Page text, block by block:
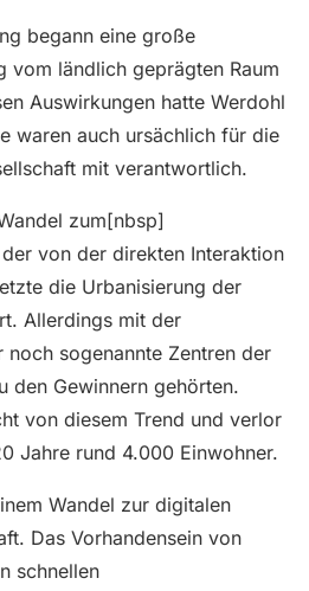
begann eine große
vom ländlich geprägten Raum
Auswirkungen hatte Werdohl
waren auch ursächlich für die
mit verantwortlich.
zum[nbsp]
von der direkten Interaktion
die Urbanisierung der
Allerdings mit der
noch sogenannte Zentren der
den Gewinnern gehörten.
von diesem Trend und verlor
Jahre rund 4.000 Einwohner.
Wandel zur digitalen
Das Vorhandensein von
schnellen